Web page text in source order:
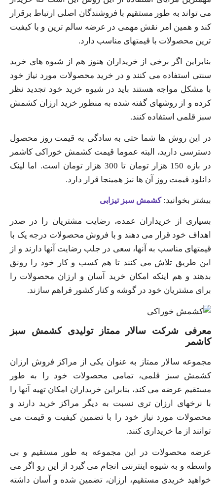
می تواند به طور مستقیم با فروشندگان اصلی ارتباط برقرار
کند و همین امر نقش مهمی در عرضه سالم ترین و با کیفیت
ترین محصولات با قیمتهای مناسب دارد.
بنابراین اگر برخی از خریداران هنوز هم از شیوه های خرید
سنتی استفاده می کنند و در خرید محصولات مورد نیاز خود
با مشکل مواجه هستند باید در شیوه خرید خود تجدید نظر
کرده و از روشهای گفته شده به منظور خرید ارزان کشمش
سبز قلمی استفاده کنند.
در این روش ها شما حتی به سادگی به قیمت روز محصول
دسترسی دارید، البته عموما قیمت کشمش خوراکی کاشمر
در بازه 150 هزار تومان تا 300 هزار تومان است. اما لینک
دانلود قیمت روز آن ها نیز همینجا قرار دارد.
بیشتر بخوانید:کشمش سبز تیزابی
بسیاری از خریداران عمده، رضایت مشتریان را در صدر
اهداف خود قرار می‌ دهند و با فروش محصولات درجه یک با
قیمتهای مناسب به آنها، سعی در جلب رضایت آنها دارند و از
این طریق تلاش می کنند تا هم کسب و کار خود را رونق
بدهند و هم اینکه امکان خرید آسان و ارزان محصولات را
برای مشتریان خود در گوشه و کنار کشور فراهم سازند.
معرفی شرکت سالار ممتاز تولیدی کشمش سبز
کاشمر
مجموعه سالار ممتاز به عنوان یکی از مراکز فروش ارزان
کشمش سبز قلمی، تمامی محصولات خود را به طور
مستقیم عرضه می کند، بنابراین خریداران امکان تهیه آنها را
با نرخهای ارزان تری نسبت به دیگر مراکز خرید دارند و
محصولات مورد نیاز خود را با تضمین کیفیت و قیمت می
توانند از ما خریداری کنند.
عرضه محصولات در این مجموعه به طور مستقیم و بی
واسطه و به شیوه اینترنتی انجام می گیرد از این رو اگر می‌
خواهید خریدی مستقیم، ارزان، تضمین شده و آسان داشته